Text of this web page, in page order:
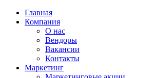
Главная
Компания
О нас
Вендоры
Вакансии
Контакты
Маркетинг